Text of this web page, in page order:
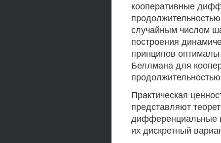
кооперативные
случайным числом
построения
принципов
Беллмана для
Практическая
представляют
дифференциальные
их дискретный